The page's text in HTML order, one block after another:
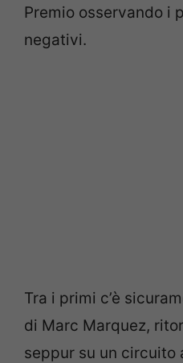
Premio osservando i
negativi.
Tra i primi c’è
di Marc Marquez,
seppur su un circuito